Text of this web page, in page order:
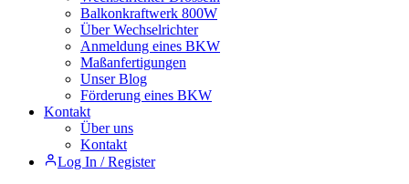
Balkonkraftwerk 800W
Über Wechselrichter
Anmeldung eines BKW
Maßanfertigungen
Unser Blog
Förderung eines BKW
Kontakt
Über uns
Kontakt
Log In / Register